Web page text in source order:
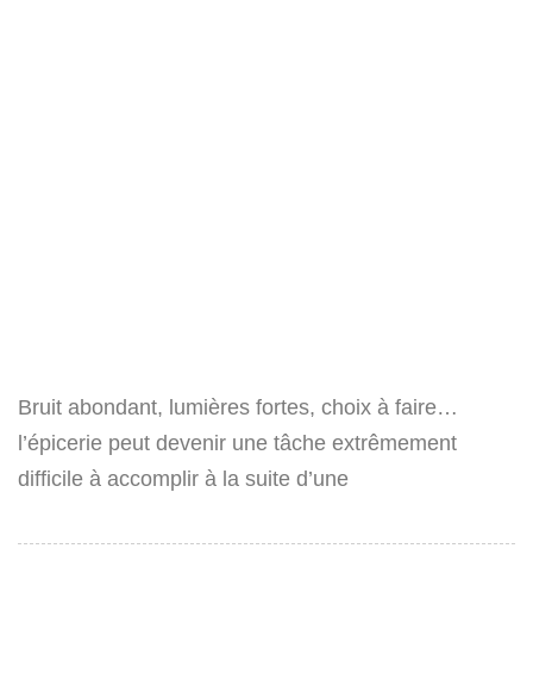
Bruit abondant, lumières fortes, choix à faire…
l’épicerie peut devenir une tâche extrêmement
difficile à accomplir à la suite d’une